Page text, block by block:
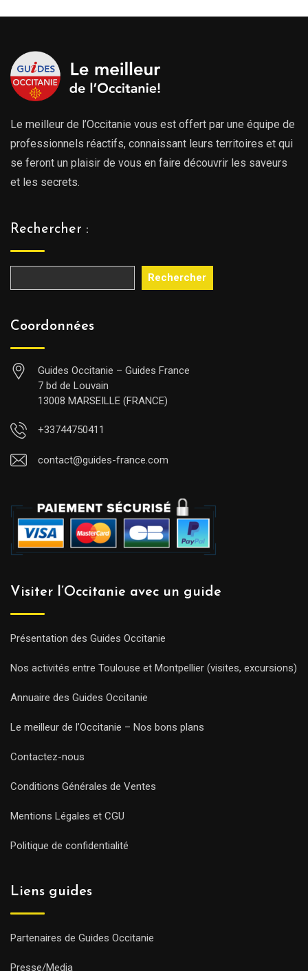
Le meilleur de l’Occitanie vous est offert par une équipe de
professionnels réactifs, connaissant leurs territoires et qui
se feront un plaisir de vous en faire découvrir les saveurs
et les secrets.
Rechercher :
Rechercher
Coordonnées
Guides Occitanie – Guides France
7 bd de Louvain
13008 MARSEILLE (FRANCE)
+33744750411
contact@guides-france.com
Visiter l’Occitanie avec un guide
Présentation des Guides Occitanie
Nos activités entre Toulouse et Montpellier (visites, excursions)
Annuaire des Guides Occitanie
Le meilleur de l’Occitanie – Nos bons plans
Contactez-nous
Conditions Générales de Ventes
Mentions Légales et CGU
Politique de confidentialité
Liens guides
Partenaires de Guides Occitanie
Presse/Media